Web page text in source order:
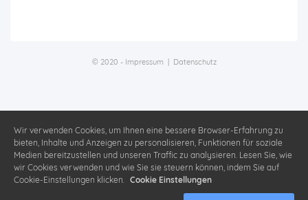
© 2020 - Impressum | Datenschutz
Wir verwenden Cookies, um Ihnen eine bessere Browser-Erfahrung zu
bieten, Inhalte und Anzeigen zu personalisieren, Funktionen für soziale
Medien bereitzustellen und unseren Traffic zu analysieren. Lesen Sie, wie
wir Cookies verwenden und wie Sie sie steuern können, indem Sie auf
Cookie-Einstellungen klicken. Cookie Einstellungen